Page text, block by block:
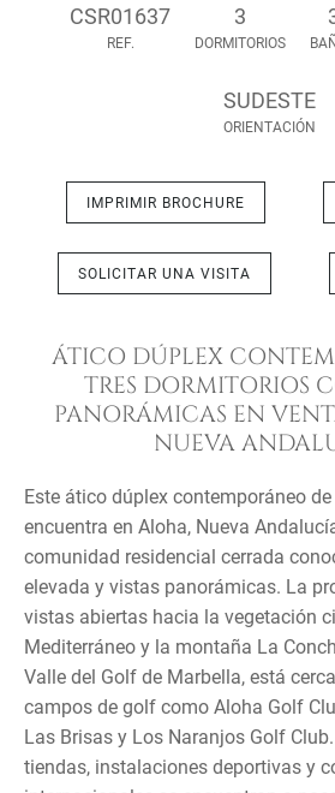
CSR01637
REF.
3
DORMITORIOS
SUDESTE
ORIENTACIÓN
IMPRIMIR BROCHURE
SOLICITAR UNA VISITA
ÁTICO DÚPLEX
TRES DORMITORIOS
PANORÁMICAS EN
NUEVA
Este ático dúplex contemporáneo
encuentra en Aloha, Nueva
comunidad residencial cerrada
elevada y vistas panorámicas. La
vistas abiertas hacia la vegetación
Mediterráneo y la montaña La
Valle del Golf de Marbella, está
campos de golf como Aloha Golf
Las Brisas y Los Naranjos Golf
tiendas, instalaciones deportivas y